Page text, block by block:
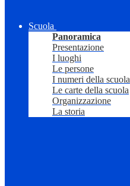
Scuola
Panoramica
Presentazione
I luoghi
Le persone
I numeri della scuola
Le carte della scuola
Organizzazione
La storia